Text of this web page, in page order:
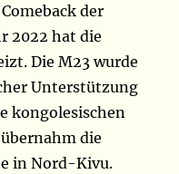
der
2022 hat die
Die M23 wurde
Unterstützung
kongolesischen
die
in Nord-Kivu.